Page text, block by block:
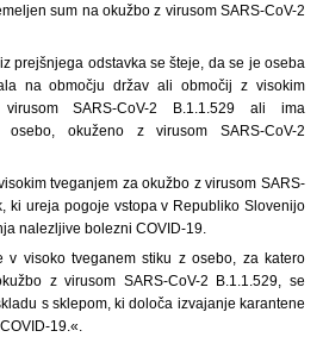
sum na okužbo z virusom SARS-CoV-2
prejšnjega odstavka se šteje, da se je oseba
na območju držav ali območij z visokim
SARS-CoV-2 B.1.1.529 ali ima
osebo, okuženo z virusom SARS-CoV-2
tveganjem za okužbo z virusom SARS-
ki ureja pogoje vstopa v Republiko Slovenijo
nalezljive bolezni COVID-19.
visoko tveganem stiku z osebo, za katero
z virusom SARS-CoV-2 B.1.1.529, se
s sklepom, ki določa izvajanje karantene
19.«.